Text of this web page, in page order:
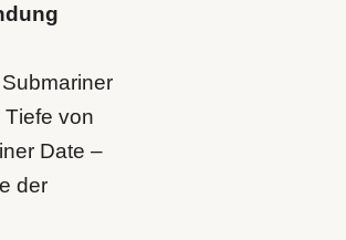
von
Date –
der